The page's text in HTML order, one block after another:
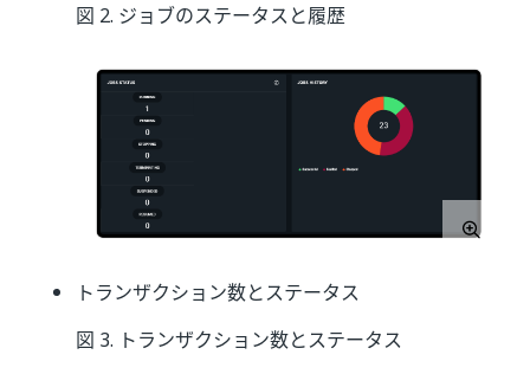
図 2. ジョブのステータスと履歴
トランザクション数とステータス
図 3. トランザクション数とステータス